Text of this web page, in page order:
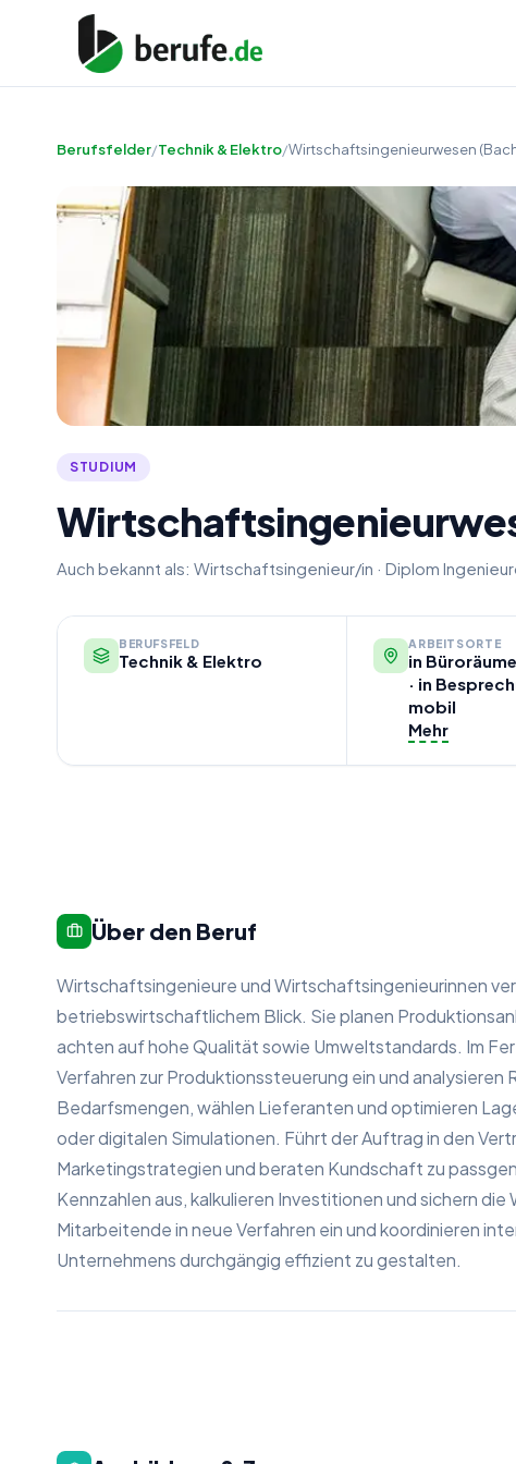
Berufsfelder/Technik & Elektro/Wirtschaftsingenieurwesen
STUDIUM
Auch bekannt als: Wirtschaftsingenieur/in · Diplom
BERUFSFELD
Technik & Elektro
ARBEITSORTE
in
· in
mobil
Mehr
Über den Beruf
Wirtschaftsingenieure und Wirtschaftsingenieurinnen
betriebswirtschaftlichem Blick. Sie planen
achten auf hohe Qualität sowie Umweltstandards. Im
Verfahren zur Produktionssteuerung ein und
Bedarfsmengen, wählen Lieferanten und optimieren
oder digitalen Simulationen. Führt der Auftrag in den
Marketingstrategien und beraten Kundschaft zu
Kennzahlen aus, kalkulieren Investitionen und sichern
Mitarbeitende in neue Verfahren ein und koordinieren
Unternehmens durchgängig effizient zu gestalten.